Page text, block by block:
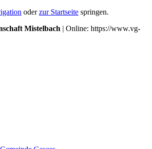
oderzur Startseite springen.
Mistelbach | Online: https://www.vg-